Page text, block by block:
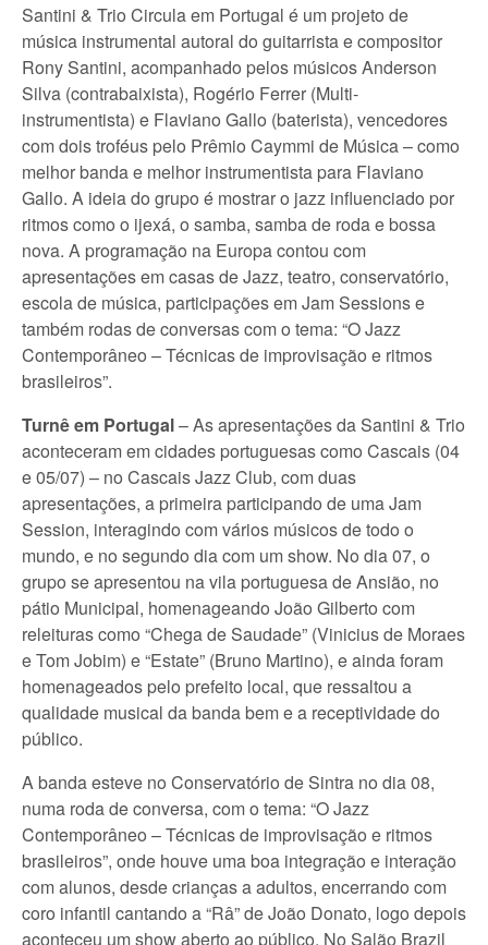
Santini & Trio Circula em Portugal é um projeto de
música instrumental autoral do guitarrista e compositor
Rony Santini, acompanhado pelos músicos Anderson
Silva (contrabaixista), Rogério Ferrer (Multi-
instrumentista) e Flaviano Gallo (baterista), vencedores
com dois troféus pelo Prêmio Caymmi de Música – como
melhor banda e melhor instrumentista para Flaviano
Gallo. A ideia do grupo é mostrar o jazz influenciado por
ritmos como o ijexá, o samba, samba de roda e bossa
nova. A programação na Europa contou com
apresentações em casas de Jazz, teatro, conservatório,
escola de música, participações em Jam Sessions e
também rodas de conversas com o tema: “O Jazz
Contemporâneo – Técnicas de improvisação e ritmos
brasileiros”.
Turnê em Portugal– As apresentações da Santini & Trio
aconteceram em cidades portuguesas como Cascais (04
e 05/07) – no Cascais Jazz Club, com duas
apresentações, a primeira participando de uma Jam
Session, interagindo com vários músicos de todo o
mundo, e no segundo dia com um show. No dia 07, o
grupo se apresentou na vila portuguesa de Ansião, no
pátio Municipal, homenageando João Gilberto com
releituras como “Chega de Saudade” (Vinicius de Moraes
e Tom Jobim) e “Estate” (Bruno Martino), e ainda foram
homenageados pelo prefeito local, que ressaltou a
qualidade musical da banda bem e a receptividade do
público.
A banda esteve no Conservatório de Sintra no dia 08,
numa roda de conversa, com o tema: “O Jazz
Contemporâneo – Técnicas de improvisação e ritmos
brasileiros”, onde houve uma boa integração e interação
com alunos, desde crianças a adultos, encerrando com
coro infantil cantando a “Râ” de João Donato, logo depois
aconteceu um show aberto ao público. No Salão Brazil